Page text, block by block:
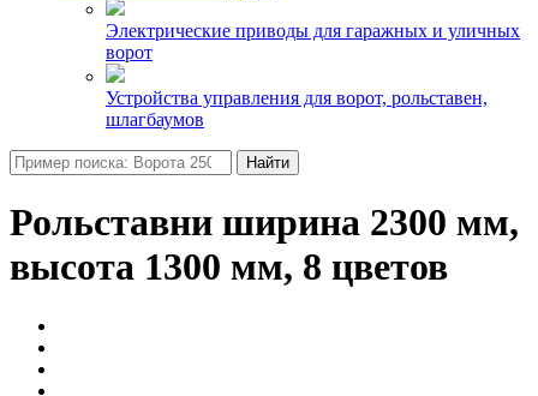
Электрические приводы для гаражных и уличных
ворот
Устройства управления для ворот, рольставен,
шлагбаумов
Найти
Рольставни ширина 2300 мм,
высота 1300 мм, 8 цветов